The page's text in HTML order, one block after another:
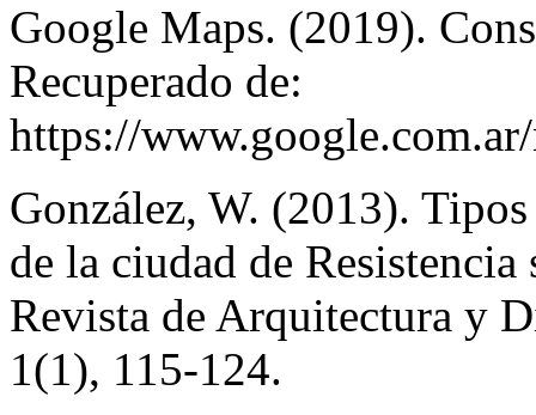
Google Maps. (2019).
Recuperado de:
https://
González, W. (2013).
de la ciudad de
Revista de Arquitectura y
1(1), 115-124.